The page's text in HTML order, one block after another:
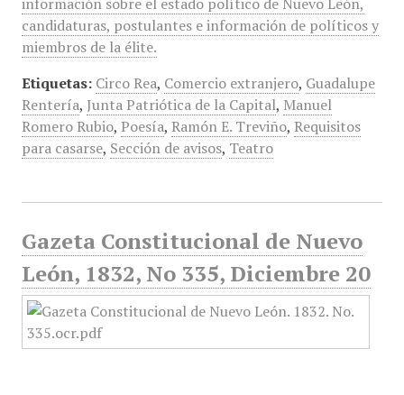
candidaturas, postulantes e información de políticos y
miembros de la élite.
Etiquetas: Circo Rea, Comercio extranjero, Guadalupe
Rentería, Junta Patriótica de la Capital, Manuel
Romero Rubio, Poesía, Ramón E. Treviño, Requisitos
para casarse, Sección de avisos, Teatro
Gazeta Constitucional de Nuevo
León, 1832, No 335, Diciembre 20